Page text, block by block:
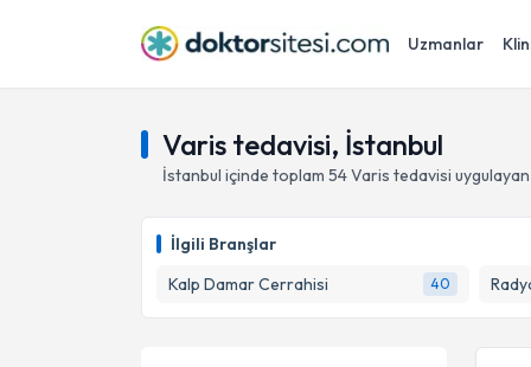
Uzmanlar
Varis tedavisi, İstanbul
İstanbul içinde toplam 54Varis tedavisi
İlgili Branşlar
Kalp Damar Cerrahisi
40